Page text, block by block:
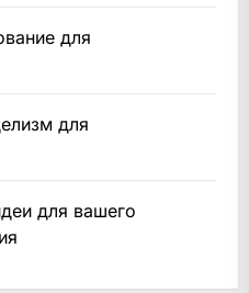
для
для
для вашего